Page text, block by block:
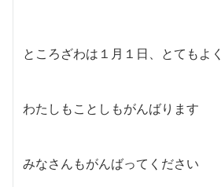
ところざわは１月１日、とてもよ
わたしもことしもがんばります
みなさんもがんばってください